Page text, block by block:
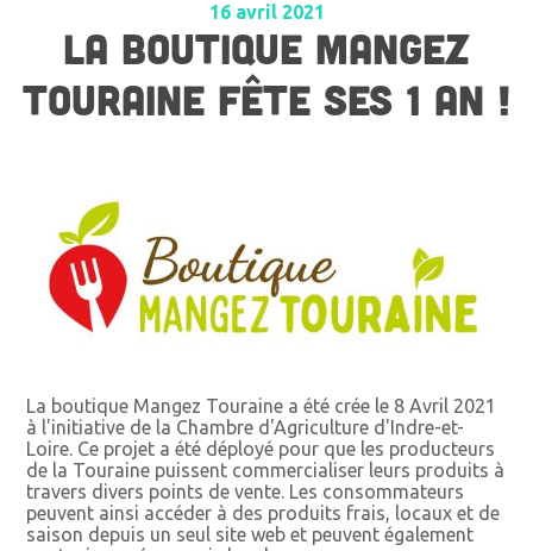
16 avril 2021
LA BOUTIQUE MANGEZ
TOURAINE FÊTE SES 1 AN !
La boutique Mangez Touraine a été crée le 8 Avril 2021
à l'initiative de la Chambre d'Agriculture d'Indre-et-
Loire. Ce projet a été déployé pour que les producteurs
de la Touraine puissent commercialiser leurs produits à
travers divers points de vente. Les consommateurs
peuvent ainsi accéder à des produits frais, locaux et de
saison depuis un seul site web et peuvent également